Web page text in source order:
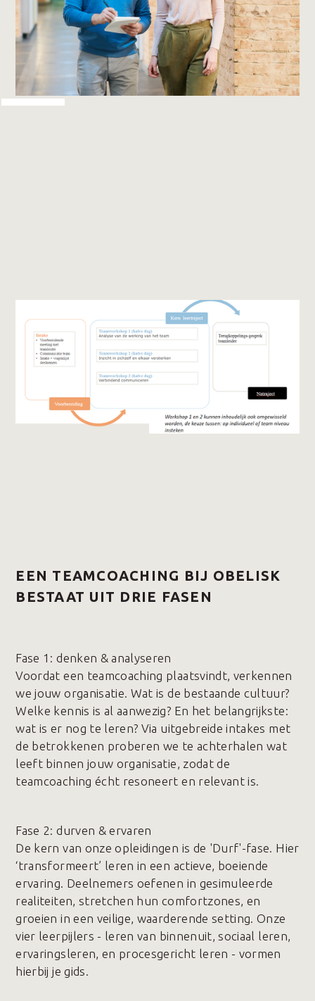
EEN TEAMCOACHING BIJ OBELISK
BESTAAT UIT DRIE FASEN
Fase 1️: denken & analyseren
Voordat een teamcoaching plaatsvindt, verkennen
we jouw organisatie. Wat is de bestaande cultuur?
Welke kennis is al aanwezig? En het belangrijkste:
wat is er nog te leren? Via uitgebreide intakes met
de betrokkenen proberen we te achterhalen wat
leeft binnen jouw organisatie, zodat de
teamcoaching écht resoneert en relevant is.
Fase 2️: durven & ervaren
De kern van onze opleidingen is de 'Durf'-fase. Hier
‘transformeert’ leren in een actieve, boeiende
ervaring. Deelnemers oefenen in gesimuleerde
realiteiten, stretchen hun comfortzones, en
groeien in een veilige, waarderende setting. Onze
vier leerpijlers - leren van binnenuit, sociaal leren,
ervaringsleren, en procesgericht leren - vormen
hierbij je gids.